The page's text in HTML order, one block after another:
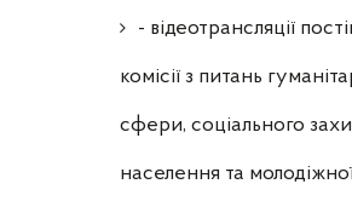
- відеотрансляції
комісії з питань
сфери, соціального
населення та